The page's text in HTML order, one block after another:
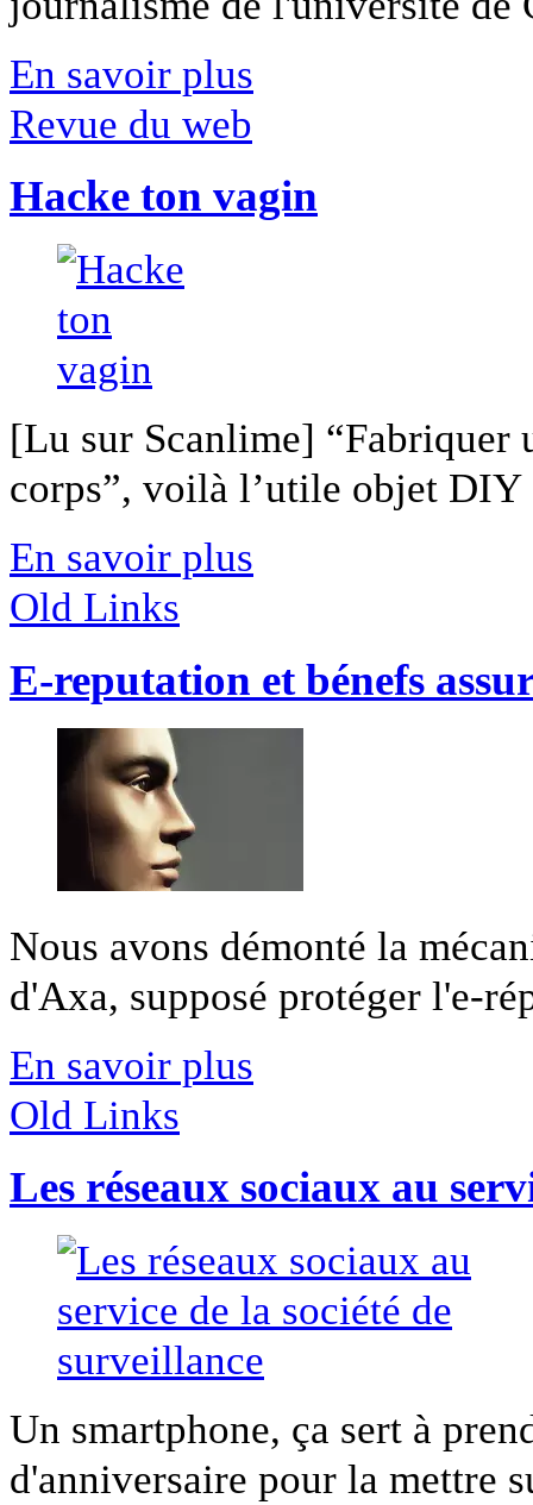
En savoir plus
Revue du web
Hacke ton vagin
[Lu sur Scanlime] “Fabriquer
corps”, voilà l’utile objet
En savoir plus
Old Links
E-reputation et bénefs
Nous avons démonté la
d'Axa, supposé protéger l'e-
En savoir plus
Old Links
Les réseaux sociaux au
Un smartphone, ça sert à
d'anniversaire pour la mettre